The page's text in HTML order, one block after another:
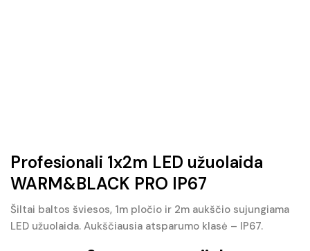
Profesionali 1x2m LED užuolaida
WARM&BLACK PRO IP67
Šiltai baltos šviesos, 1m pločio ir 2m aukščio sujungiama
LED užuolaida. Aukščiausia atsparumo klasė – IP67.